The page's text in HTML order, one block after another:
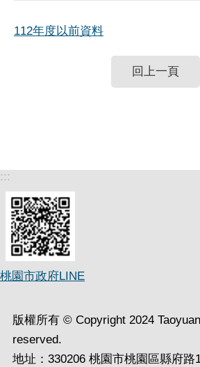
112年度以前資料
回上一頁
:::
桃園市政府LINE
版權所有 © Copyright 2024
reserved.
地址：330206 桃園市桃園區縣府路